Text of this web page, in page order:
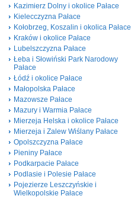
Kazimierz Dolny i okolice Pałace
Kielecczyzna Pałace
Kołobrzeg, Koszalin i okolica Pałace
Kraków i okolice Pałace
Lubelszczyzna Pałace
Łeba i Słowiński Park Narodowy
Pałace
Łódź i okolice Pałace
Małopolska Pałace
Mazowsze Pałace
Mazury i Warmia Pałace
Mierzeja Helska i okolice Pałace
Mierzeja i Zalew Wiślany Pałace
Opolszczyzna Pałace
Pieniny Pałace
Podkarpacie Pałace
Podlasie i Polesie Pałace
Pojezierze Leszczyńskie i
Wielkopolskie Pałace